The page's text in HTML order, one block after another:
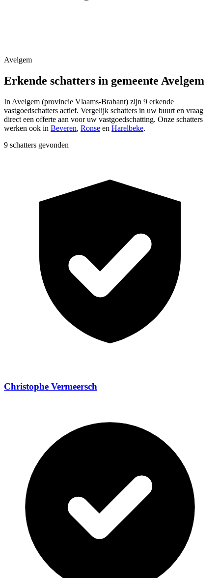
Avelgem
Erkende schatters in gemeente Avelgem
In Avelgem (provincie Vlaams-Brabant) zijn 9 erkende
vastgoedschatters actief. Vergelijk schatters in uw buurt en vraag
direct een offerte aan voor uw vastgoedschatting. Onze schatters
werken ook in Beveren, Ronse en Harelbeke.
9 schatters gevonden
Christophe Vermeersch